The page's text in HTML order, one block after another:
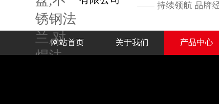
—— 持续领航 品牌
网站首页 关于我们 产品中心